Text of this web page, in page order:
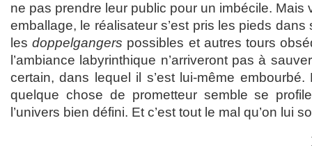
ne pas prendre leur public pour un imbécile. Mais
emballage, le réalisateur s’est pris les pieds
lesdoppelgangers possibles et autres tours
l’ambiance labyrinthique n’arriveront pas à
certain, dans lequel il s’est lui-même
quelque chose de prometteur semble se
l’univers bien défini. Et c’est tout le mal qu’on lui